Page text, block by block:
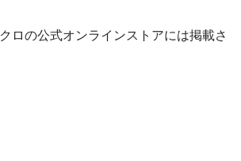
ロの公式オンラインストアには掲載さ